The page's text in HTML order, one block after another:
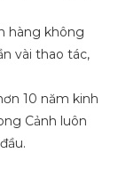
hàng không
vài thao tác,
10 năm kinh
Cảnh luôn